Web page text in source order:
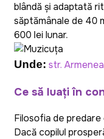
blândă și adaptată
săptămânale de 40
600 lei lunar.
Unde: str.
Ce să luați în
Filosofia de
Dacă copilul